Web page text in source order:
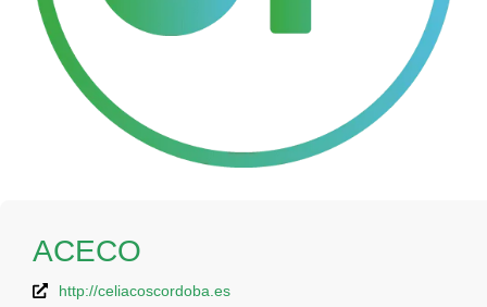
ACECO
http://celiacoscordoba.es